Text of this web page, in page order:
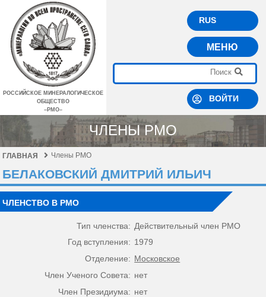
РОССИЙСКОЕ МИНЕРАЛОГИЧЕСКОЕ
ОБЩЕСТВО
–РМО–
RUS
МЕНЮ
ВОЙТИ
ЧЛЕНЫ РМО
ГЛАВНАЯ Члены РМО
БЕЛАКОВСКИЙ ДМИТРИЙ ИЛЬИЧ
ЧЛЕНСТВО В РМО
Тип членства: Действительный член РМО
Год вступления: 1979
Отделение: Московское
Член Ученого Совета: нет
Член Президиума: нет